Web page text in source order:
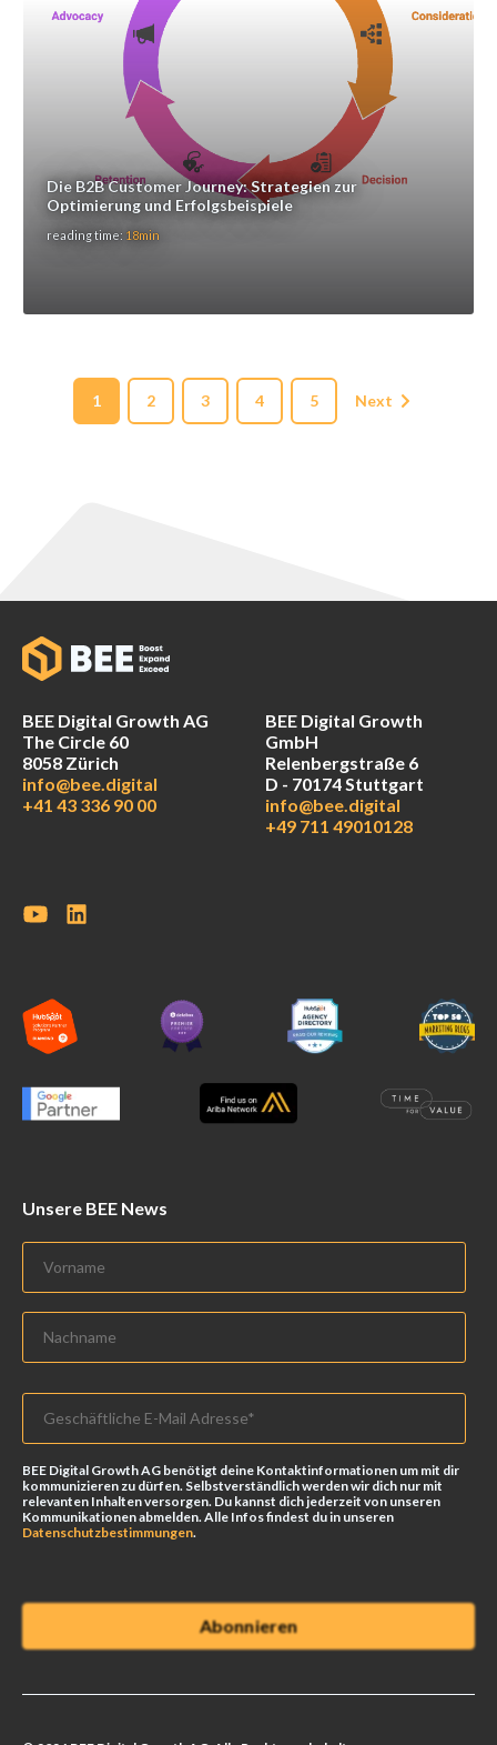
Die B2B Customer Journey: Strategien zur
Optimierung und Erfolgsbeispiele
reading time: 18min
1 2 3 4 5 Next
BEE Digital Growth AG
The Circle 60
8058 Zürich
info@bee.digital
+41 43 336 90 00
BEE Digital Growth
GmbH
Relenbergstraße 6
D - 70174 Stuttgart
info@bee.digital
+49 711 49010128
Unsere BEE News
BEE Digital Growth AG benötigt deine Kontaktinformationen um mit dir
kommunizieren zu dürfen. Selbstverständlich werden wir dich nur mit
relevanten Inhalten versorgen. Du kannst dich jederzeit von unseren
Kommunikationen abmelden. Alle Infos findest du in unseren
Datenschutzbestimmungen.